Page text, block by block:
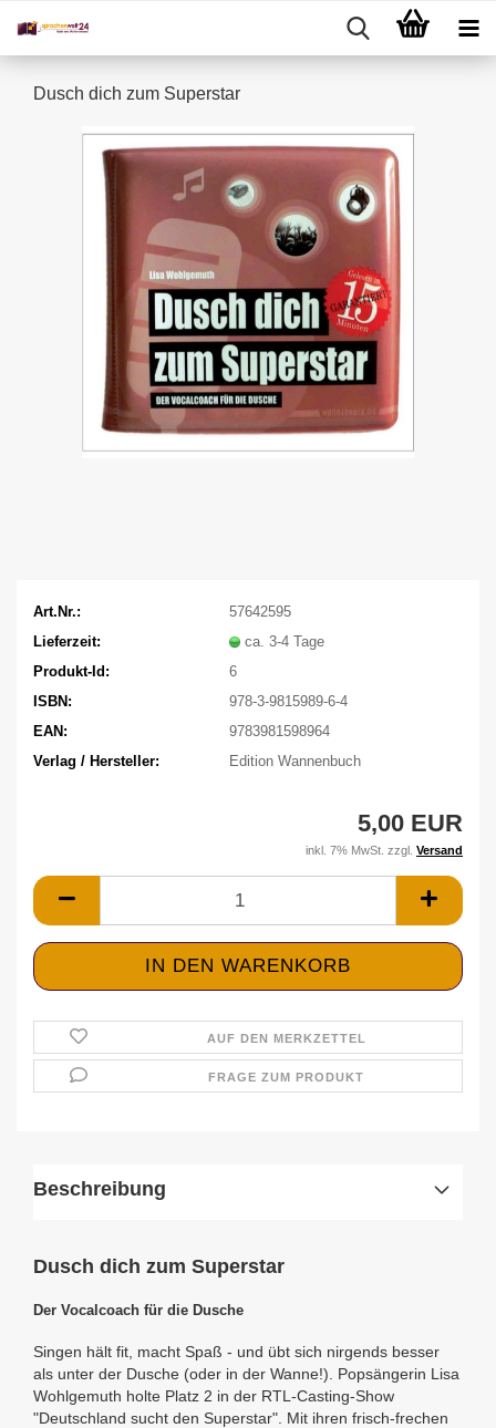
Dusch dich zum Superstar
Art.Nr.:
57642595
Lieferzeit:
ca. 3-4 Tage
Produkt-Id:
6
ISBN:
978-3-9815989-6-4
EAN:
9783981598964
Verlag / Hersteller:
Edition Wannenbuch
5,00 EUR
inkl. 7% MwSt. zzgl. Versand
AUF DEN MERKZETTEL
FRAGE ZUM PRODUKT
Beschreibung
Dusch dich zum Superstar
Der Vocalcoach für die Dusche
Singen hält fit, macht Spaß - und übt sich nirgends besser
als unter der Dusche (oder in der Wanne!). Popsängerin Lisa
Wohlgemuth holte Platz 2 in der RTL-Casting-Show
"Deutschland sucht den Superstar". Mit ihren frisch-frechen